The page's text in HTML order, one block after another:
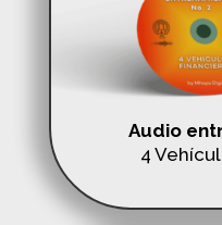
Audio
4